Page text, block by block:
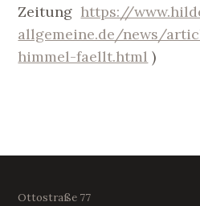
Zeitung https://
allgemeine.de/news/
himmel-faellt.html )
Ottostraße 77